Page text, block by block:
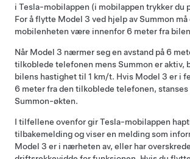
i Tesla-mobilappen (i mobilappen trykker du
For å flytte Model 3 ved hjelp avSummon
mobilenheten være innenfor 6 meter fra
Når Model 3 nærmer seg en avstand på 6
tilkoblede telefonen mensSummon er aktiv,
bilens hastighet til 1 km/t. Hvis Model 3 er i
6 meter fra den tilkoblede telefonen,
Summon-økten.
I tilfellene ovenfor gir Tesla-mobilappen
tilbakemelding og viser en melding som
Model 3 er i nærheten av, eller har